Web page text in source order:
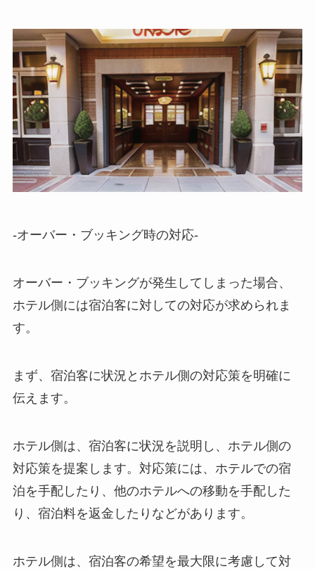
-オーバー・ブッキング時の対応-
オーバー・ブッキングが発生してしまった場合、
ホテル側には宿泊客に対しての対応が求められま
す。
まず、宿泊客に状況とホテル側の対応策を明確に
伝えます。
ホテル側は、宿泊客に状況を説明し、ホテル側の
対応策を提案します。対応策には、ホテルでの宿
泊を手配したり、他のホテルへの移動を手配した
り、宿泊料を返金したりなどがあります。
ホテル側は、 宿泊客の希望を最大限に考慮して対